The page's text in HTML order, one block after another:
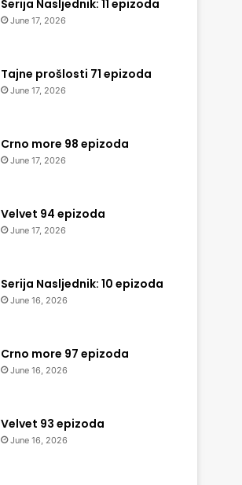
Serija Nasljednik: 11 epizoda
June 17, 2026
Tajne prošlosti 71 epizoda
June 17, 2026
Crno more 98 epizoda
June 17, 2026
Velvet 94 epizoda
June 17, 2026
Serija Nasljednik: 10 epizoda
June 16, 2026
Crno more 97 epizoda
June 16, 2026
Velvet 93 epizoda
June 16, 2026